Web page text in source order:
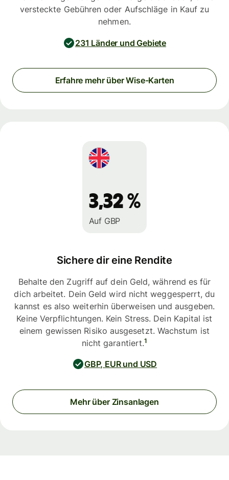
versteckte Gebühren oder Aufschläge in Kauf zu
nehmen.
231 Länder und Gebiete
Erfahre mehr über Wise-Karten
3,32 %
Auf GBP
Sichere dir eine Rendite
Behalte den Zugriff auf dein Geld, während es für
dich arbeitet. Dein Geld wird nicht weggesperrt, du
kannst es also weiterhin überweisen und ausgeben.
Keine Verpflichtungen. Kein Stress. Dein Kapital ist
einem gewissen Risiko ausgesetzt. Wachstum ist
nicht garantiert.1
GBP, EUR und USD
Mehr über Zinsanlagen